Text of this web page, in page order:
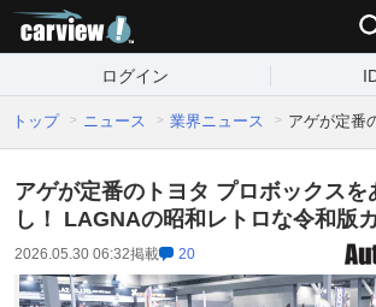
ログイン
トップ ニュース 業界ニュース アゲが定番
アゲが定番のトヨタ プロボックスを
し！ LAGNAの昭和レトロな令和版
2026.05.30 06:32掲載 20